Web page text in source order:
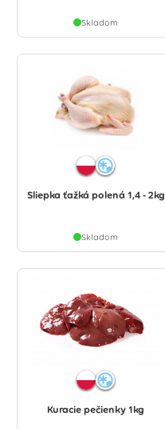
Skladom
Sliepka ťažká polená 1,4 - 2kg
Skladom
Kuracie pečienky 1kg